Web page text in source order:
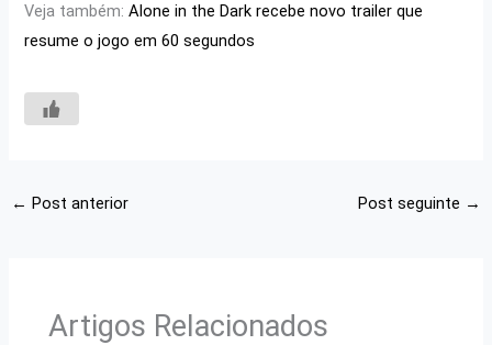
Veja também: Alone in the Dark recebe novo trailer que
resume o jogo em 60 segundos
← Post anterior Post seguinte →
Artigos Relacionados